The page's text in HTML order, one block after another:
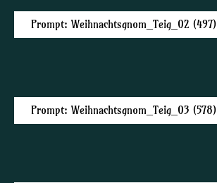
Prompt: Weihnachtsgnom_Teig_02 (497)
Prompt: Weihnachtsgnom_Teig_03 (578)